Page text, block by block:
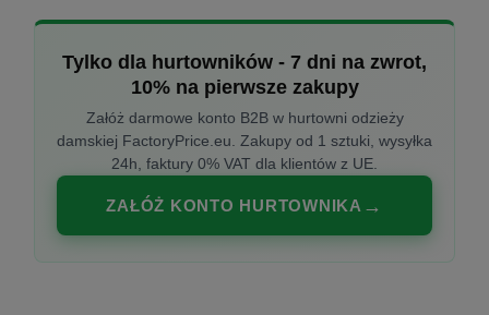
Tylko dla hurtowników - 7 dni na zwrot,
10% na pierwsze zakupy
Załóż darmowe konto B2B w hurtowni odzieży
damskiej FactoryPrice.eu. Zakupy od 1 sztuki, wysyłka
24h, faktury 0% VAT dla klientów z UE.
ZAŁÓŻ KONTO HURTOWNIKA